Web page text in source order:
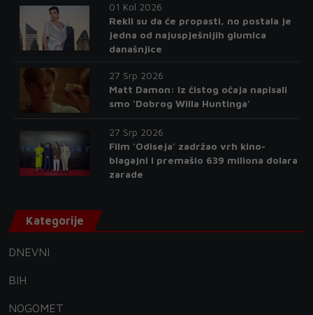
01 Kol 2026
Rekli su da će propasti, no postala je
jedna od najuspješnijih glumica
današnjice
27 Srp 2026
Matt Damon: Iz čistog očaja napisali
smo 'Dobrog Willa Huntinga'
27 Srp 2026
Film 'Odiseja' zadržao vrh kino-
blagajni i premašio 639 miliona dolara
zarade
Kategorije
DNEVNI
BIH
NOGOMET